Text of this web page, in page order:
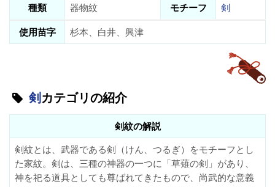
種類
器物紋 モチーフ
剣
使用苗字
杉本、白井、興津
剣 カテゴリの紹介
剣紋の解説
剣紋とは、武器である剣（けん、つるぎ）をモチーフとし
た家紋。剣は、三種の神器の一つに「草薙の剣」があり、
神を祀る道具としても尊ばれてきたもので、尚武的な意義